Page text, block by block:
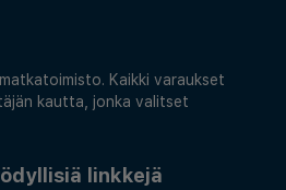
Kaikki varaukset
kautta, jonka valitset
linkkejä